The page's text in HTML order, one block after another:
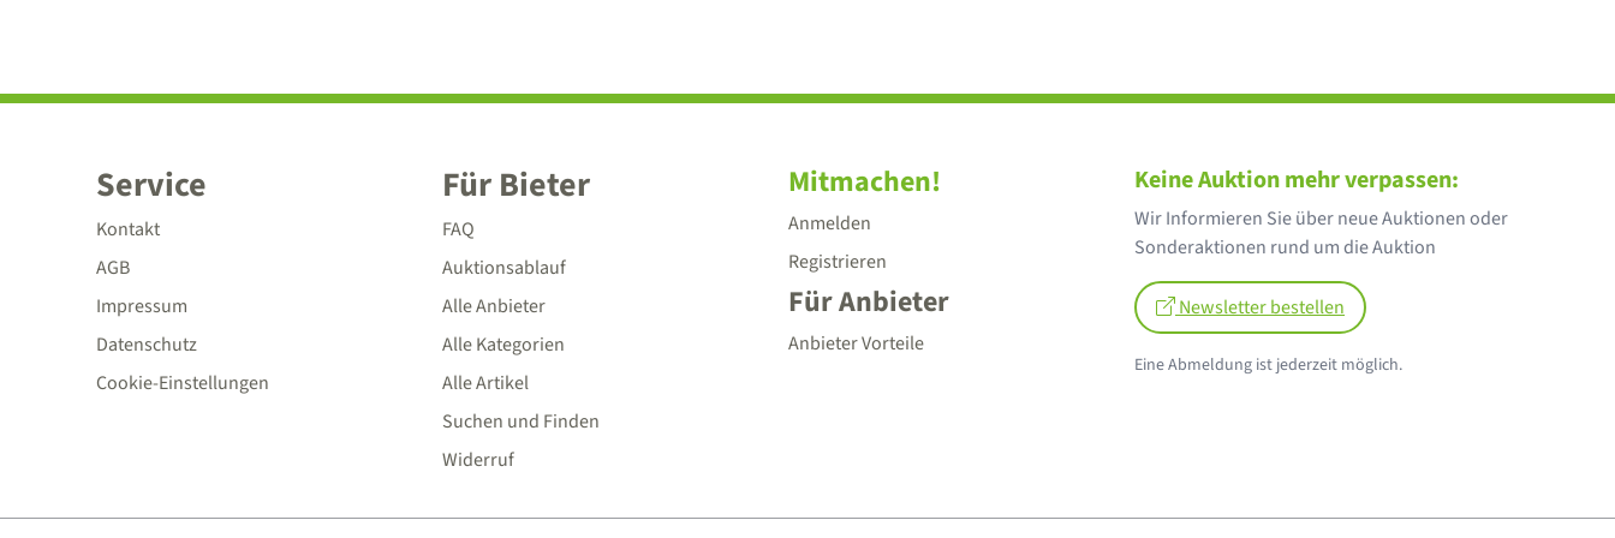
Service
Kontakt
AGB
Impressum
Datenschutz
Cookie-Einstellungen
Für Bieter
FAQ
Auktionsablauf
Alle Anbieter
Alle Kategorien
Alle Artikel
Suchen und Finden
Widerruf
Mitmachen!
Anmelden
Registrieren
Für Anbieter
Anbieter Vorteile
Keine Auktion mehr verpassen:
Wir Informieren Sie über neue Auktionen oder
Sonderaktionen rund um die Auktion
Newsletter bestellen
Eine Abmeldung ist jederzeit möglich.